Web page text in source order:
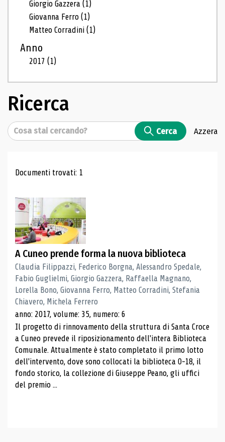
Giorgio Gazzera(1)
Giovanna Ferro(1)
Matteo Corradini(1)
Anno
2017(1)
Ricerca
Cerca Cerca Azzera
Risultati di ricerca
Documenti trovati: 1
A Cuneo prende forma la nuova biblioteca
Claudia Filippazzi, Federico Borgna, Alessandro Spedale,
Fabio Guglielmi, Giorgio Gazzera, Raffaella Magnano,
Lorella Bono, Giovanna Ferro, Matteo Corradini, Stefania
Chiavero, Michela Ferrero
anno: 2017, volume: 35, numero: 6
Il progetto di rinnovamento della struttura di Santa Croce
a Cuneo prevede il riposizionamento dell'intera Biblioteca
Comunale. Attualmente è stato completato il primo lotto
dell'intervento, dove sono collocati la biblioteca 0-18, il
fondo storico, la collezione di Giuseppe Peano, gli uffici
del premio ...